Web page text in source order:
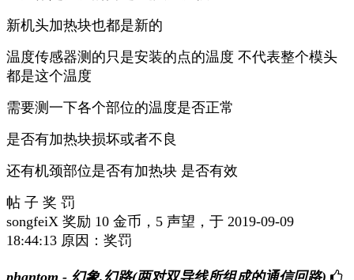
新机头加热块也都是新的
温度传感器测的只是安装的点的温度 不代表整个模头
都是这个温度
需要测一下各个部位的温度是否正常
是否有加热块损坏或者不良
还有机颈部位是否有加热块 是否有效
帖 子 奖 罚
songfeiX 奖励 10 金币，5 声望，于 2019-09-09
18:44:13 原因：奖罚
phantom - 幻象,幻路(两对双导线所组成的通信回路)